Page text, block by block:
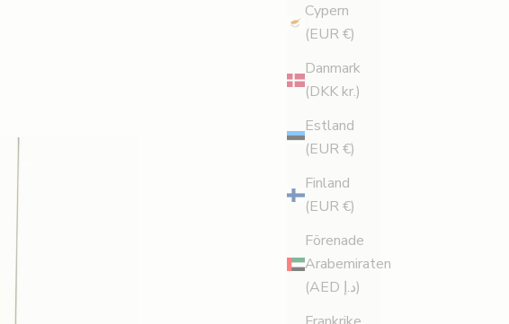
Cypern
(EUR €)
Danmark
(DKK kr.)
Estland
(EUR €)
Finland
(EUR €)
Förenade
Arabemiraten
(AED د.إ)